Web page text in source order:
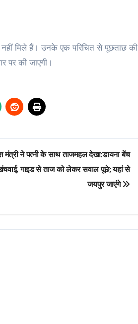
नहीं मिले हैं। उनके एक परिचित से पूछताछ की
पर की जाएगी।
मंत्री ने पत्नी के साथ ताजमहल देखा:डायना बेंच
गाइड से ताज को लेकर सवाल पूछे; यहां से
जयपुर जाएंगे